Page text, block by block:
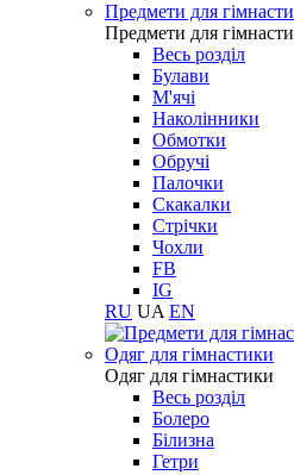
Предмети для
Предмети для
Весь розділ
Булави
М'ячі
Наколінники
Обмотки
Обручі
Палочки
Скакалки
Стрічки
Чохли
FB
IG
RU UA EN
Одяг для гімнастики
Одяг для гімнастики
Весь розділ
Болеро
Білизна
Гетри